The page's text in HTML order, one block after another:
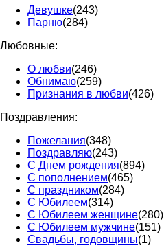
Девушке(243)
Парню(284)
Любовные:
О любви(246)
Обнимаю(259)
Признания в любви(426)
Поздравления:
Пожелания(348)
Поздравляю(243)
С Днем рождения(894)
С пополнением(465)
С праздником(284)
С Юбилеем(314)
С Юбилеем женщине(280)
С Юбилеем мужчине(151)
Свадьбы, годовщины(1)